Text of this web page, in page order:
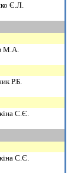
Є.Л.
М.А.
Р.Б.
С.Є.
С.Є.